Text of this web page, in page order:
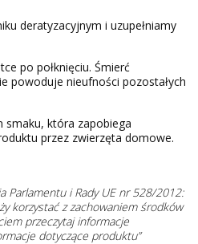
deratyzacyjnym i uzupełniamy
po połknięciu. Śmierć
powoduje nieufności pozostałych
smaku, która zapobiega
przez zwierzęta domowe.
Parlamentu i Rady UE nr 528/2012:
korzystać z zachowaniem środków
przeczytaj informacje
dotyczące produktu”